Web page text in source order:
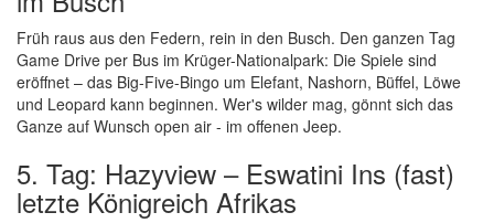
Früh raus aus den Federn, rein in den Busch. Den ganzen Tag
Game Drive per Bus im Krüger-Nationalpark: Die Spiele sind
eröffnet – das Big-Five-Bingo um Elefant, Nashorn, Büffel, Löwe
und Leopard kann beginnen. Wer's wilder mag, gönnt sich das
Ganze auf Wunsch open air - im offenen Jeep.
5. Tag: Hazyview – Eswatini Ins (fast)
letzte Königreich Afrikas